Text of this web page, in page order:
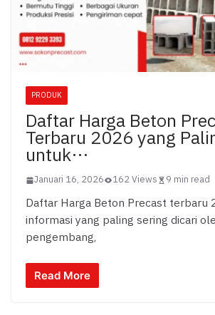
PRODUK
Daftar Harga Beton
Terbaru 2026 yang
untuk…
Januari 16, 2026 162 Views 9 min read
Daftar Harga Beton Precast terbaru
informasi yang paling sering dicari
pengembang,
Read More